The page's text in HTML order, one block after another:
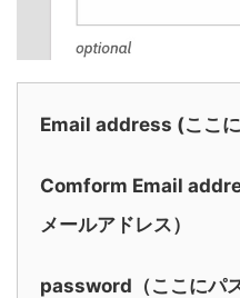
Email address (ここに
Comform Email
メールアドレス）
password（ここにパス